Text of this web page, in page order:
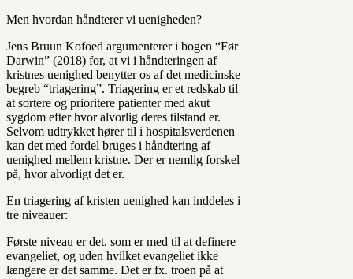
Men hvordan håndterer vi uenigheden?
Jens Bruun Kofoed argumenterer i bogen “Før
Darwin” (2018) for, at vi i håndteringen af
kristnes uenighed benytter os af det medicinske
begreb “triagering”. Triagering er et redskab til
at sortere og prioritere patienter med akut
sygdom efter hvor alvorlig deres tilstand er.
Selvom udtrykket hører til i hospitalsverdenen
kan det med fordel bruges i håndtering af
uenighed mellem kristne. Der er nemlig forskel
på, hvor alvorligt det er.
En triagering af kristen uenighed kan inddeles i
tre niveauer:
Første niveau er det, som er med til at definere
evangeliet, og uden hvilket evangeliet ikke
længere er det samme. Det er fx. troen på at